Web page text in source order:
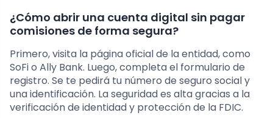
¿Cómo abrir una cuenta digital sin pagar
comisiones de forma segura?
Primero, visita la página oficial de la entidad, como
SoFi o Ally Bank. Luego, completa el formulario de
registro. Se te pedirá tu número de seguro social y
una identificación. La seguridad es alta gracias a la
verificación de identidad y protección de la FDIC.